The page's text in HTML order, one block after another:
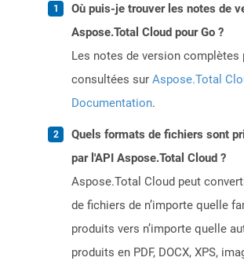
Où puis-je trouver les notes de
Aspose.Total Cloud pour Go ?
Les notes de version complètes
consultées sur Aspose.Total
Documentation.
Quels formats de fichiers sont
par l'API Aspose.Total Cloud ?
Aspose.Total Cloud peut
de fichiers de n’importe quelle
produits vers n’importe quelle
produits en PDF, DOCX, XPS,